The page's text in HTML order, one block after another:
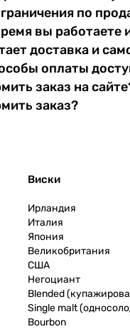
по
вы
доставка и
оплаты
заказ на
заказ?
Виски
Ирландия
Италия
Япония
Великобритания
США
Негоциант
Blended
Single malt
Bourbon